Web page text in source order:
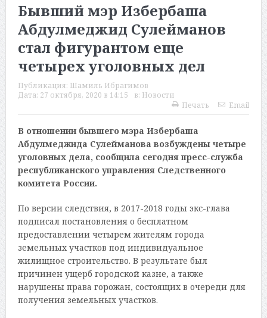
Бывший мэр Избербаша
Абдулмеджид Сулейманов
стал фигурантом еще
четырех уголовных дел
Публикация: Шамиль Ибрагимов
Дата: 27 октября, 2020 в 14:15 в: Новости
Печать
Email
В отношении бывшего мэра Избербаша
Абдулмеджида Сулейманова возбуждены четыре
уголовных дела, сообщила сегодня пресс-служба
республиканского управления Следственного
комитета России.
По версии следствия, в 2017-2018 годы экс-глава
подписал постановления о бесплатном
предоставлении четырем жителям города
земельных участков под индивидуальное
жилищное строительство. В результате был
причинен ущерб городской казне, а также
нарушены права горожан, состоящих в очереди для
получения земельных участков.